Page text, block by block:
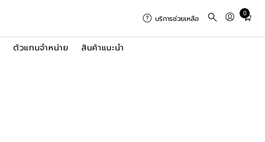
ตัวแทนจำหน่าย สินค้าแนะนำ
บริการช่วยเหลือ
0
Total
in